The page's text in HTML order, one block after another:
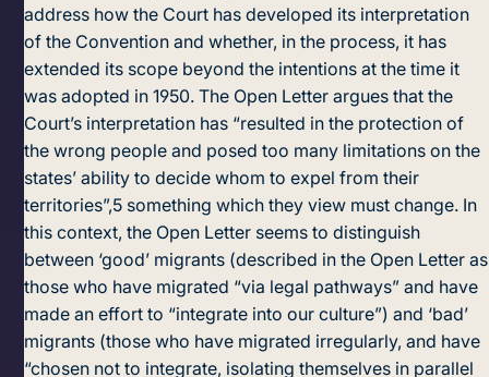
address how the Court has developed its interpretation
of the Convention and whether, in the process, it has
extended its scope beyond the intentions at the time it
was adopted in 1950. The Open Letter argues that the
Court’s interpretation has “resulted in the protection of
the wrong people and posed too many limitations on the
states’ ability to decide whom to expel from their
territories”,5 something which they view must change. In
this context, the Open Letter seems to distinguish
between ‘good’ migrants (described in the Open Letter as
those who have migrated “via legal pathways” and have
made an effort to “integrate into our culture”) and ‘bad’
migrants (those who have migrated irregularly, and have
“chosen not to integrate, isolating themselves in parallel